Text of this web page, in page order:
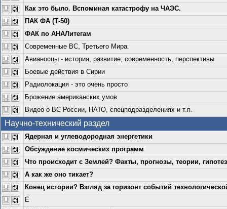
Как это было. Вспоминая катастрофу на ЧАЭС.
ПАК ФА (Т-50)
ФАК по АНАЛитегам
Современные ВС, Третьего Мира.
Авианосцы - история, развитие, современность, перспективы
Боевые действия в Сирии
Радиолокация - это очень просто
Брожение американских умов
Видео о ВС России, НАТО, спецподразделениях и т.п.
Научно-технический раздел
Ядерная и углеводородная энергетики
Обсуждение космических программ
Что происходит с Землей? Факты, прогнозы, теории,
А как же оно тикает?
Конец истории? Взгляд за горизонт событий
Ё